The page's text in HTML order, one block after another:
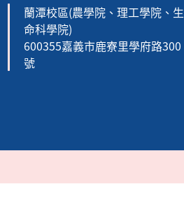
蘭潭校區(農學院、理工學院、生
命科學院)
600355嘉義市鹿寮里學府路300
號